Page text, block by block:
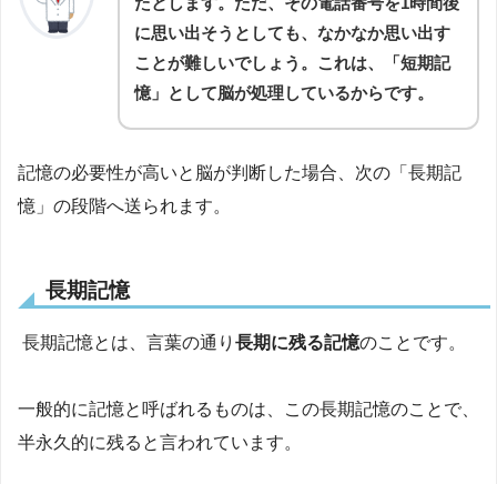
に思い出そうとしても、なかなか思い出す
ことが難しいでしょう。これは、「短期記
憶」として脳が処理しているからです。
記憶の必要性が高いと脳が判断した場合、次の「長期記
憶」の段階へ送られます。
長期記憶
長期記憶とは、言葉の通り 長期に残る記憶のことです。
一般的に記憶と呼ばれるものは、この長期記憶のことで、
半永久的に残ると言われています。